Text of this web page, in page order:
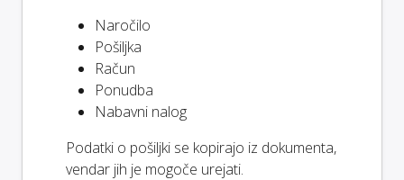
Naročilo
Pošiljka
Račun
Ponudba
Nabavni nalog
Podatki o pošiljki se kopirajo iz dokumenta,
vendar jih je mogoče urejati.